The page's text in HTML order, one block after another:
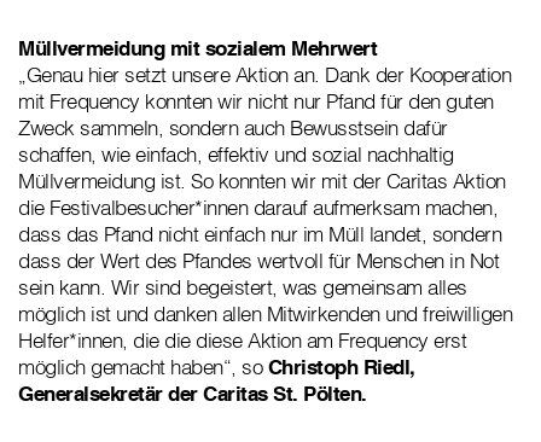
Müllvermeidung mit sozialem Mehrwert
„Genau hier setzt unsere Aktion an. Dank der Kooperation
mit Frequency konnten wir nicht nur Pfand für den guten
Zweck sammeln, sondern auch Bewusstsein dafür
schaffen, wie einfach, effektiv und sozial nachhaltig
Müllvermeidung ist. So konnten wir mit der Caritas Aktion
die Festivalbesucher*innen darauf aufmerksam machen,
dass das Pfand nicht einfach nur im Müll landet, sondern
dass der Wert des Pfandes wertvoll für Menschen in Not
sein kann. Wir sind begeistert, was gemeinsam alles
möglich ist und danken allen Mitwirkenden und freiwilligen
Helfer*innen, die die diese Aktion am Frequency erst
möglich gemacht haben“, soChristoph Riedl,
Generalsekretär der Caritas St. Pölten.